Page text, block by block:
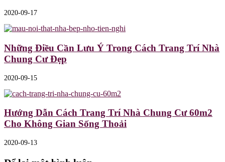
2020-09-17
Những Điều Cần Lưu Ý Trong Cách Trang Trí Nhà
Chung Cư Đẹp
2020-09-15
Hướng Dẫn Cách Trang Trí Nhà Chung Cư 60m2
Cho Không Gian Sống Thoải
2020-09-13